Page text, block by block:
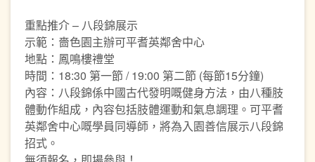
重點推介 – 八段錦展示
示範：嗇色園主辦可平耆英鄰舍中心
地點：鳳鳴樓禮堂
時間：18:30 第一節 / 19:00 第二節 (每節15分鐘)
內容：八段錦係中國古代發明嘅健身方法，由八種肢
體動作組成，內容包括肢體運動和氣息調理。可平耆
英鄰舍中心嘅學員同導師，將為入園善信展示八段錦
招式。